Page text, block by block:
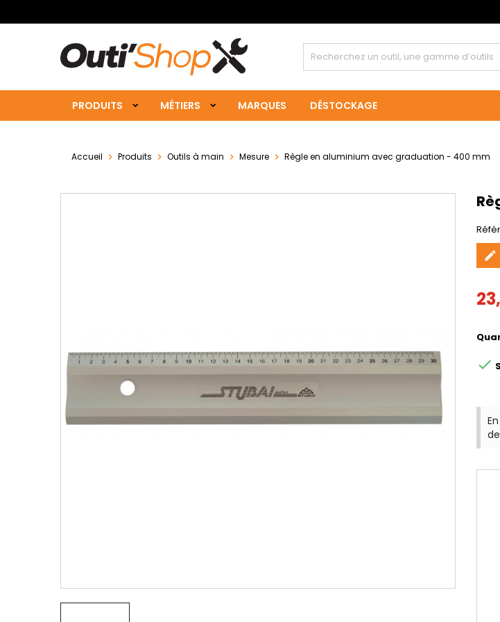
PRODUITS MÉTIERS MARQUES DÉSTOCKAGE
Accueil Produits Outils à main Mesure Règle en aluminium avec graduation - 400 mm
edit
